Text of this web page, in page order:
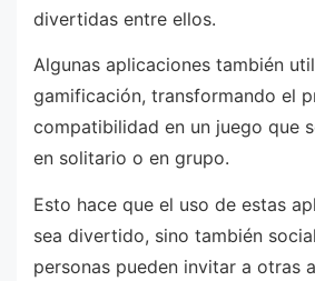
divertidas entre ellos.
Algunas aplicaciones también
gamificación, transformando el
compatibilidad en un juego que
en solitario o en grupo.
Esto hace que el uso de estas
sea divertido, sino también
personas pueden invitar a otras